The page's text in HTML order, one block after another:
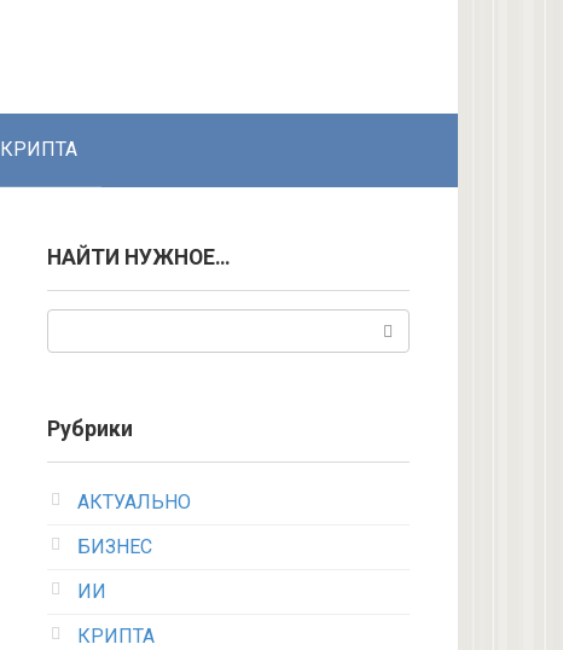
КРИПТА
НАЙТИ НУЖНОЕ…
Рубрики
АКТУАЛЬНО
БИЗНЕС
ИИ
КРИПТА